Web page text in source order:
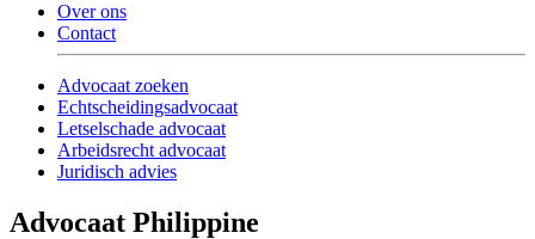
Over ons
Contact
Advocaat zoeken
Echtscheidingsadvocaat
Letselschade advocaat
Arbeidsrecht advocaat
Juridisch advies
Advocaat Philippine